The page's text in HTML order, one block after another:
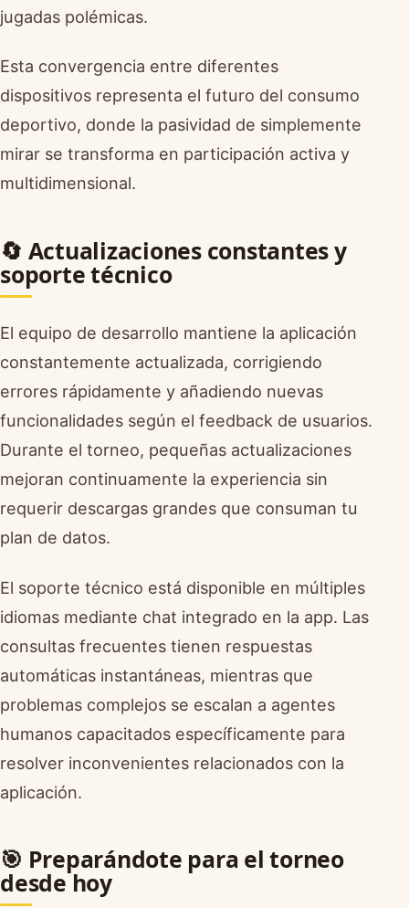
jugadas polémicas.
Esta convergencia entre diferentes
dispositivos representa el futuro del consumo
deportivo, donde la pasividad de simplemente
mirar se transforma en participación activa y
multidimensional.
🔄 Actualizaciones constantes y
soporte técnico
El equipo de desarrollo mantiene la aplicación
constantemente actualizada, corrigiendo
errores rápidamente y añadiendo nuevas
funcionalidades según el feedback de usuarios.
Durante el torneo, pequeñas actualizaciones
mejoran continuamente la experiencia sin
requerir descargas grandes que consuman tu
plan de datos.
El soporte técnico está disponible en múltiples
idiomas mediante chat integrado en la app. Las
consultas frecuentes tienen respuestas
automáticas instantáneas, mientras que
problemas complejos se escalan a agentes
humanos capacitados específicamente para
resolver inconvenientes relacionados con la
aplicación.
🎯 Preparándote para el torneo
desde hoy